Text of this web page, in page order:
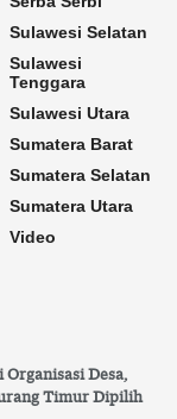
Sulawesi Selatan
Sulawesi
Tenggara
Sulawesi Utara
Sumatera Barat
Sumatera Selatan
Sumatera Utara
Video
Desa,
Timur Dipilih